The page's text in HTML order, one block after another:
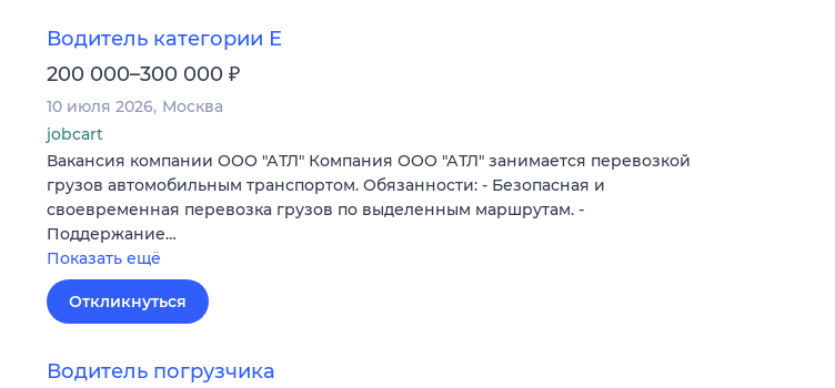
Водитель категории Е
200 000–300 000 ₽
10 июля 2026 Москва
jobcart
Вакансия компании ООО "АТЛ" Компания ООО "АТЛ" занимается перевозкой
грузов автомобильным транспортом. Обязанности: - Безопасная и
своевременная перевозка грузов по выделенным маршрутам. -
Поддержание…
Показать ещё
Откликнуться
Водитель погрузчика